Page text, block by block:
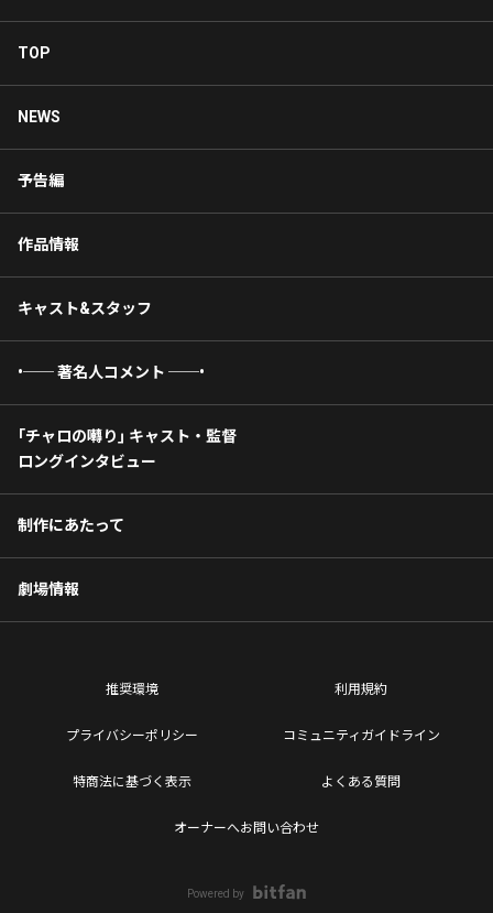
TOP
NEWS
予告編
作品情報
キャスト&スタッフ
•── 著名人コメント ──•
｢チャロの囀り｣ キャスト・監督
ロングインタビュー
制作にあたって
劇場情報
推奨環境 利用規約
プライバシーポリシー コミュニティガイドライン
特商法に基づく表示 よくある質問
オーナーへお問い合わせ
Powered by